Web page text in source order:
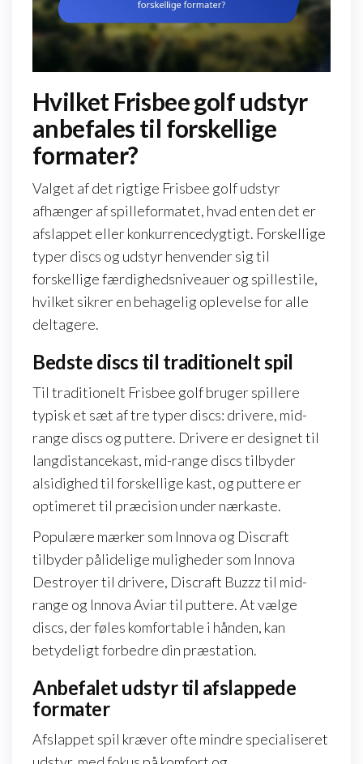
Hvilket Frisbee golf udstyr
anbefales til forskellige
formater?
Valget af det rigtige Frisbee golf udstyr
afhænger af spilleformatet, hvad enten det er
afslappet eller konkurrencedygtigt. Forskellige
typer discs og udstyr henvender sig til
forskellige færdighedsniveauer og spillestile,
hvilket sikrer en behagelig oplevelse for alle
deltagere.
Bedste discs til traditionelt spil
Til traditionelt Frisbee golf bruger spillere
typisk et sæt af tre typer discs: drivere, mid-
range discs og puttere. Drivere er designet til
langdistancekast, mid-range discs tilbyder
alsidighed til forskellige kast, og puttere er
optimeret til præcision under nærkaste.
Populære mærker som Innova og Discraft
tilbyder pålidelige muligheder som Innova
Destroyer til drivere, Discraft Buzzz til mid-
range og Innova Aviar til puttere. At vælge
discs, der føles komfortable i hånden, kan
betydeligt forbedre din præstation.
Anbefalet udstyr til afslappede
formater
Afslappet spil kræver ofte mindre specialiseret